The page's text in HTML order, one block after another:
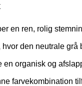
en ren, rolig
den neutrale
organisk og
farvekombination